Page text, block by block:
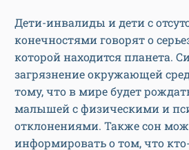
Дети-инвалиды и дети с
конечностями говорят о
которой находится планета.
загрязнение окружающей
тому, что в мире будет
малышей с физическими и
отклонениями. Также сон
информировать о том, что